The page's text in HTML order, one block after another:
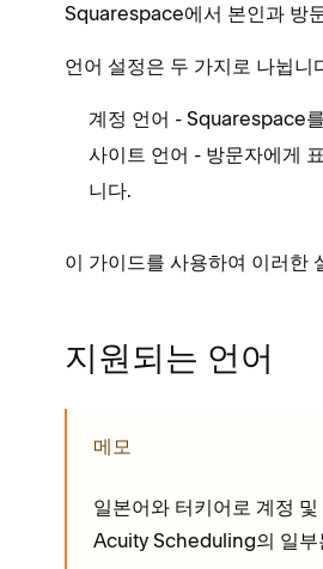
Squarespace에서 본인과 방
언어 설정은 두 가지로 나뉩니
계정 언어 - Squarespace
사이트 언어 - 방문자에게
니다.
이 가이드를 사용하여 이러한
지원되는 언어
메모
일본어와 터키어로 계정
Acuity Scheduling의 일부